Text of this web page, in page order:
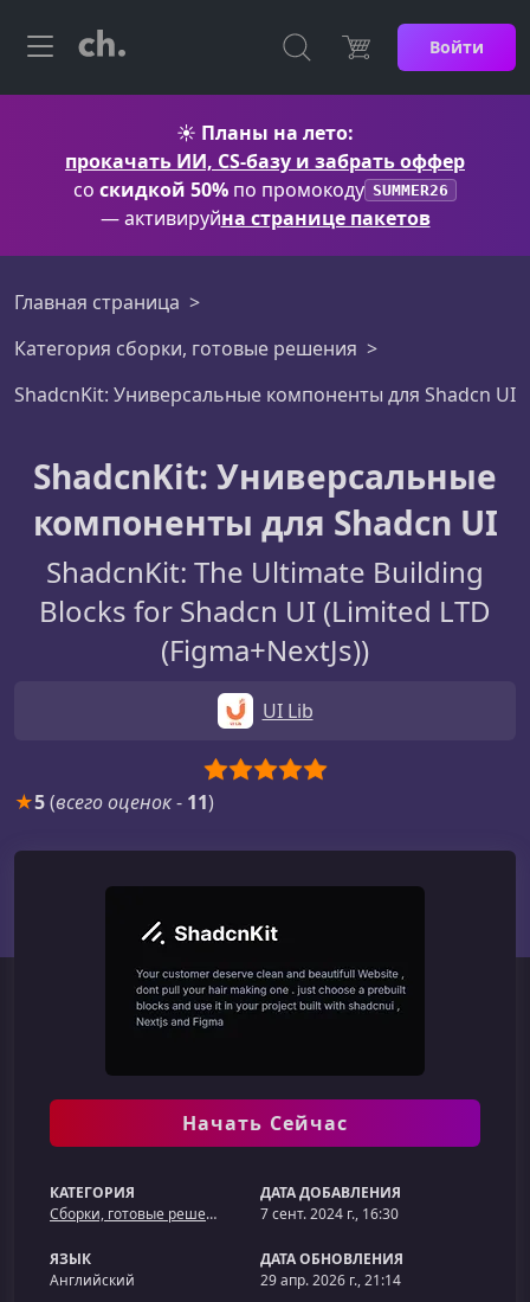
Войти
☀️ Планы на лето:
прокачать ИИ, CS-базу и забрать оффер
со скидкой 50% по промокоду SUMMER26
— активируйна странице пакетов
Главная страница
Категория сборки, готовые решения
ShadcnKit: Универсальные компоненты для Shadcn UI
ShadcnKit: Универсальные
компоненты для Shadcn UI
ShadcnKit: The Ultimate Building
Blocks for Shadcn UI (Limited LTD
(Figma+NextJs))
UI Lib
★5(всего оценок- 11)
Начать Сейчас
КАТЕГОРИЯ
Сборки, готовые решения
ДАТА ДОБАВЛЕНИЯ
7 сент. 2024 г., 16:30
ЯЗЫК
Английский
ДАТА ОБНОВЛЕНИЯ
29 апр. 2026 г., 21:14